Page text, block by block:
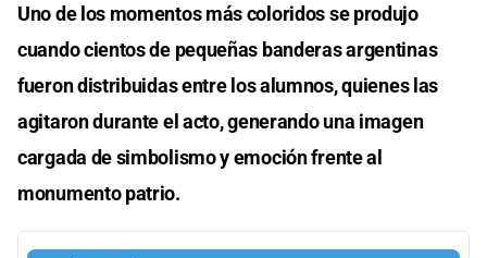
Uno de los momentos más coloridos se produjo
cuando cientos de pequeñas banderas argentinas
fueron distribuidas entre los alumnos, quienes las
agitaron durante el acto, generando una imagen
cargada de simbolismo y emoción frente al
monumento patrio.